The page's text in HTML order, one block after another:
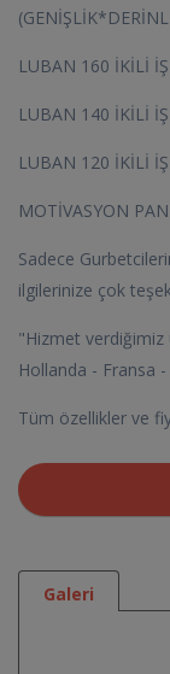
LUBAN 160 İKİLİ
LUBAN 140 İKİLİ
LUBAN 120 İKİLİ
MOTİVASYON
Sadece
ilgilerinize çok
"Hizmet
Hollanda - Fransa
Tüm özellikler ve
Galeri